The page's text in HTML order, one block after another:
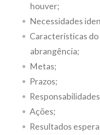
houver;
Necessidades
Características
abrangência;
Metas;
Prazos;
Ações;
Resultados